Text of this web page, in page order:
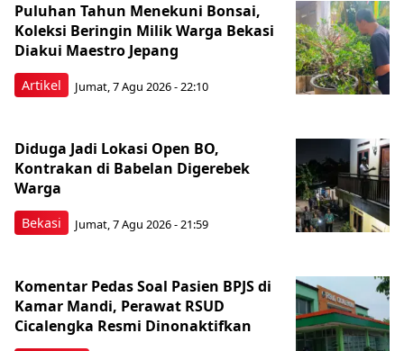
Artikel
Puluhan Tahun Menekuni Bonsai,
Koleksi Beringin Milik Warga Bekasi
Diakui Maestro Jepang
Jumat, 7 Agu 2026 - 22:10
Bekasi
Diduga Jadi Lokasi Open BO,
Kontrakan di Babelan Digerebek
Warga
Jumat, 7 Agu 2026 - 21:59
Komentar Pedas Soal Pasien BPJS di
Kamar Mandi, Perawat RSUD
Cicalengka Resmi Dinonaktifkan